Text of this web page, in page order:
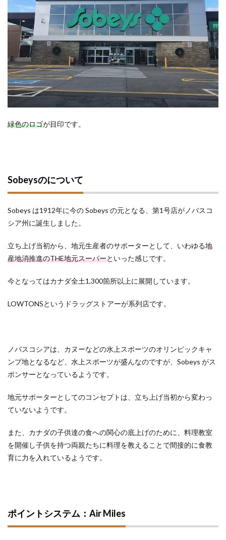
緑色のロゴが目印です。
Sobeysのについて
Sobeys は1912年に今の Sobeys の元となる、第1号店がノバスコ
シア州に誕生しました。
立ち上げ当初から、地元生産者のサポーターとして、いわゆる地
産地消推進のTHE地元スーパーといった感じです。
今となってはカナダ全土1,300箇所以上に展開しています。
LOWTONSというドラッグストアーが系列店です。
ノバスコシアは、カヌーなどの水上スポーツのオリンピックキャ
ンプ地となるなど、水上スポーツが盛んなのですが、Sobeys がス
ポンサーとなっているようです。
地元サポーターとしてのコンセプトは、立ち上げ当初から変わっ
ていないようです。
また、カナダの子供達の食への関心の底上げのために、料理教室
を開催し子供を持つ両親たちに料理を教えることで間接的に食教
育に力を入れているようです。
ポイントシステム：Air Miles